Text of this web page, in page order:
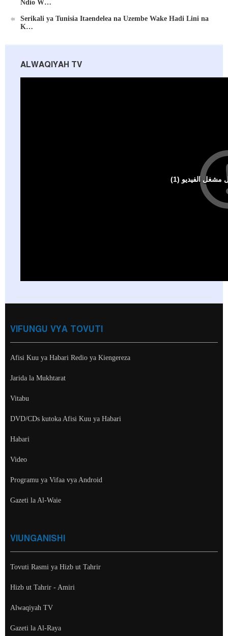
Ndio W…
Serikali ya Tunisia Itaendelea na Uzembe Wake Hadi Lini na
K…
ALWAQIYAH TV
VIFUNGU VYA TOVUTI
Afisi Kuu ya Habari Redio ya Kiengereza
Jarida la Mukhtarat
Vitabu
DVD/CDs kutoka Afisi Kuu ya Habari
Habari
Video
Programu ya Vifaa vya Android
Gazeti la Al-Waie
VIUNGANISHI
Tovuti Rasmi ya Hizb ut Tahrir
Hizb ut Tahrir - Amiri
Alwaqiyah TV
Gazeti la Al-Raya